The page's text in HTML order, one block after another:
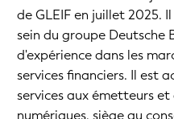
de GLEIF en juillet 2025.
sein du groupe Deutsche
d'expérience dans les
services financiers. Il est
services aux émetteurs
numériques, siège au